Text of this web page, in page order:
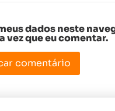
dados neste
vez que eu comentar.